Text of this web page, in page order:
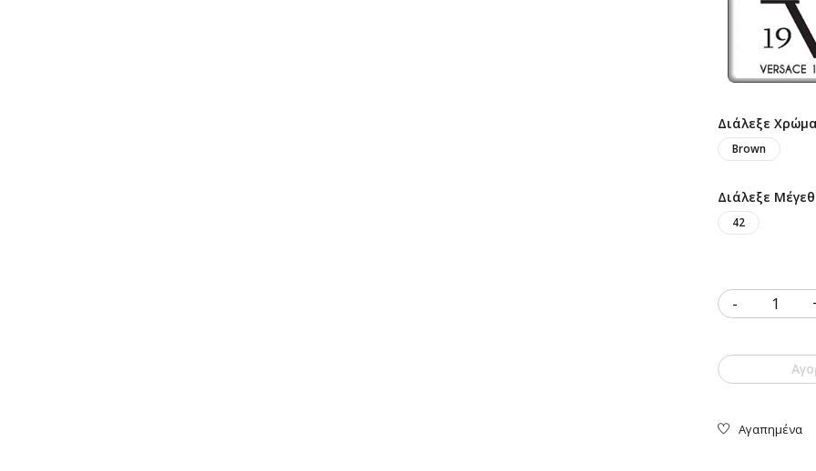
Διάλεξε
Brown
Διάλεξε
42